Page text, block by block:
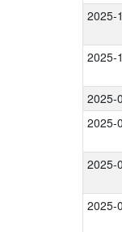
2025-
2025-
2025-
2025-
2025-
2025-